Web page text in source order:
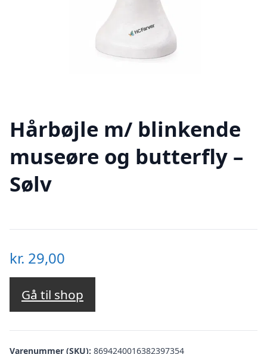
Hårbøjle m/ blinkende
museøre og butterfly –
Sølv
kr. 29,00
Gå til shop
Varenummer (SKU): 8694240016382397354